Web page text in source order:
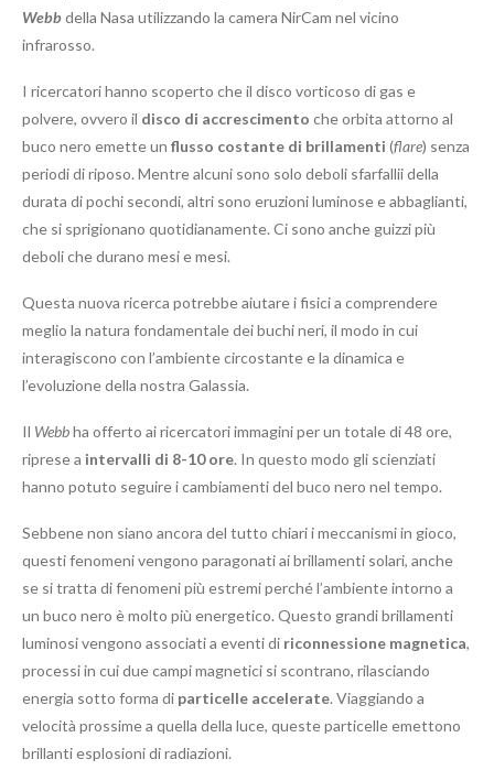
Webbdella Nasa utilizzando la camera NirCam nel vicino
infrarosso.
I ricercatori hanno scoperto che il disco vorticoso di gas e
polvere, ovvero il disco di accrescimento che orbita attorno al
buco nero emette un flusso costante di brillamenti (flare) senza
periodi di riposo. Mentre alcuni sono solo deboli sfarfallii della
durata di pochi secondi, altri sono eruzioni luminose e abbaglianti,
che si sprigionano quotidianamente. Ci sono anche guizzi più
deboli che durano mesi e mesi.
Questa nuova ricerca potrebbe aiutare i fisici a comprendere
meglio la natura fondamentale dei buchi neri, il modo in cui
interagiscono con l’ambiente circostante e la dinamica e
l’evoluzione della nostra Galassia.
Il Webbha offerto ai ricercatori immagini per un totale di 48 ore,
riprese a intervalli di 8-10 ore. In questo modo gli scienziati
hanno potuto seguire i cambiamenti del buco nero nel tempo.
Sebbene non siano ancora del tutto chiari i meccanismi in gioco,
questi fenomeni vengono paragonati ai brillamenti solari, anche
se si tratta di fenomeni più estremi perché l’ambiente intorno a
un buco nero è molto più energetico. Questo grandi brillamenti
luminosi vengono associati a eventi di riconnessione magnetica,
processi in cui due campi magnetici si scontrano, rilasciando
energia sotto forma di particelle accelerate. Viaggiando a
velocità prossime a quella della luce, queste particelle emettono
brillanti esplosioni di radiazioni.